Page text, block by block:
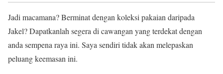
Jadi macamana? Berminat dengan koleksi pakaian daripada
Jakel? Dapatkanlah segera di cawangan yang terdekat dengan
anda sempena raya ini. Saya sendiri tidak akan melepaskan
peluang keemasan ini.